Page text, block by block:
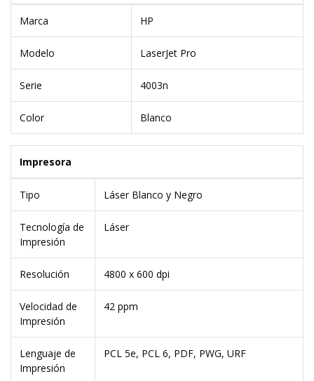
Marca HP
Modelo LaserJet Pro
Serie 4003n
Color Blanco
Impresora
Tipo Láser Blanco y Negro
Tecnología de
Impresión
Láser
Resolución 4800 x 600 dpi
Velocidad de
Impresión
42 ppm
Lenguaje de
Impresión
PCL 5e, PCL 6, PDF, PWG, URF